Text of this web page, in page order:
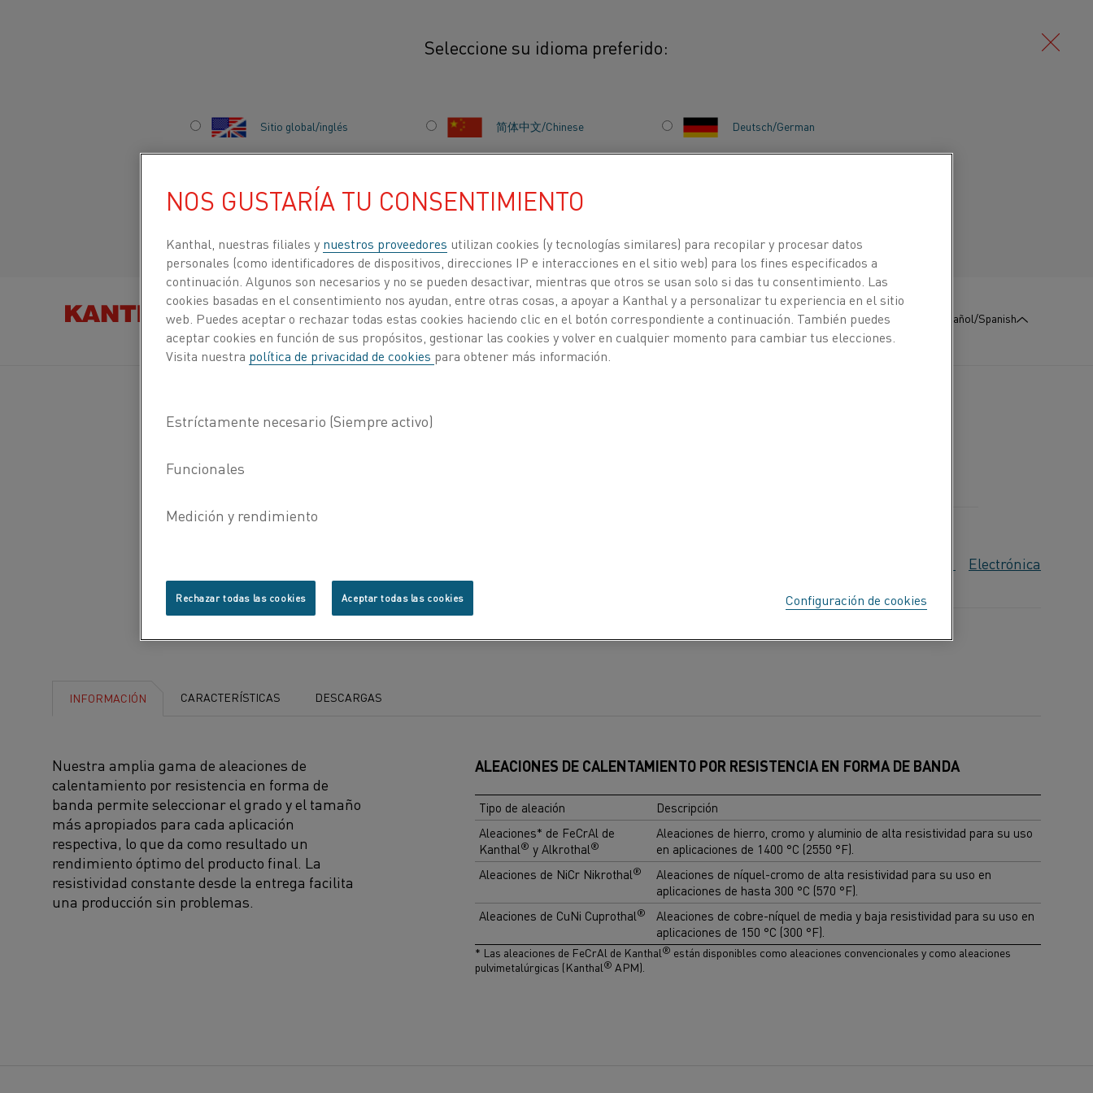
Seleccione su idioma preferido:
Sitio global/inglés 简体中文/Chinese Deutsch/German
BUSCAR PRODUCTOS
POR
ACERCA DE
NOSOTROS
CENTRO DE
CONOCIMIENTO
:
Póngase en contacto con
nosotros
Español/Spanish
Material de alta temperatura y resistencia
Fleje en una amplia gama de aleaciones optimizadas para su uso en aplicaciones de
resistencia eléctrica y alta temperatura. Los tamaños estándar van desde un grosor de
Need
to
PONERSE EN CONTACTO
Electrónica
INFORMACIÓN CARACTERÍSTICAS DESCARGAS
Nuestra amplia gama de aleaciones de
calentamiento por resistencia en forma de
banda permite seleccionar el grado y el tamaño
más apropiados para cada aplicación
respectiva, lo que da como resultado un
rendimiento óptimo del producto final. La
resistividad constante desde la entrega facilita
una producción sin problemas.
ALEACIONES DE CALENTAMIENTO POR RESISTENCIA EN FORMA DE BANDA
Tipo de aleación
Descripción
Aleaciones* de FeCrAl de
Kanthal® y Alkrothal®
Aleaciones de hierro, cromo y aluminio de alta resistividad para su uso
en aplicaciones de 1400 °C (2550 °F).
Aleaciones de NiCr Nikrothal®
Aleaciones de níquel-cromo de alta resistividad para su uso en
aplicaciones de hasta 300 °C (570 °F).
Aleaciones de CuNi Cuprothal®
Aleaciones de cobre-níquel de media y baja resistividad para su uso en
aplicaciones de 150 °C (300 °F).
* Las aleaciones de FeCrAl de Kanthal® están disponibles como aleaciones convencionales y como aleaciones
pulvimetalúrgicas (Kanthal® APM).
NOS GUSTARÍA TU CONSENTIMIENTO
Kanthal, nuestras filiales y nuestros proveedores utilizan cookies (y tecnologías similares) para recopilar y procesar datos
personales (como identificadores de dispositivos, direcciones IP e interacciones en el sitio web) para los fines especificados a
continuación. Algunos son necesarios y no se pueden desactivar, mientras que otros se usan solo si das tu consentimiento. Las
cookies basadas en el consentimiento nos ayudan, entre otras cosas, a apoyar a Kanthal y a personalizar tu experiencia en el sitio
web. Puedes aceptar o rechazar todas estas cookies haciendo clic en el botón correspondiente a continuación. También puedes
aceptar cookies en función de sus propósitos, gestionar las cookies y volver en cualquier momento para cambiar tus elecciones.
Visita nuestra política de privacidad de cookies para obtener más información.
Configuración de cookies
Rechazar todas las cookies Aceptar todas las cookies